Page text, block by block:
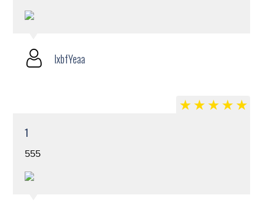
lxbfYeaa
1
555